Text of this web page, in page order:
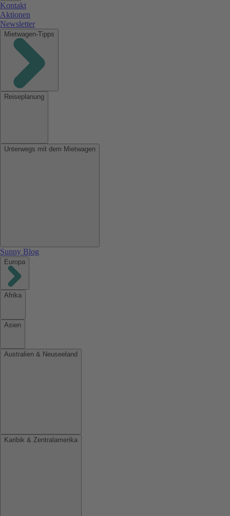
Kontakt
Aktionen
Newsletter
Mietwagen-Tipps
Reiseplanung
Unterwegs mit dem Mietwagen
Sunny Blog
Europa
Afrika
Asien
Australien & Neuseeland
Karibik & Zentralamerika